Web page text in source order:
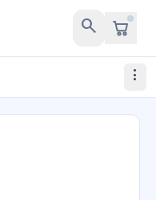
search
more_vert